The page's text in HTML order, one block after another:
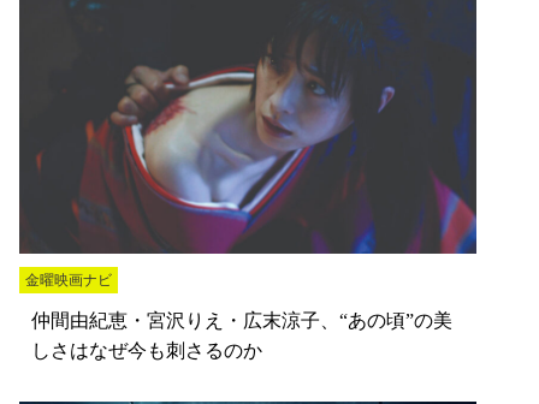
金曜映画ナビ
仲間由紀恵・宮沢りえ・広末涼子、“あの頃”の美
しさはなぜ今も刺さるのか